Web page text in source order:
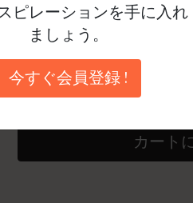
「6,500円以上のご注文で送料
25個以上で10%割引
*最大200個。同一商品にのみ
ます。」
カート
ピレーションを手に入れ
ましょう。
今すぐ会員登録 !